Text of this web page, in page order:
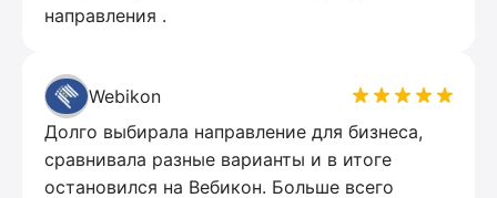
направления .
Webikon
Долго выбирала направление для бизнеса,
сравнивала разные варианты и в итоге
остановился на Вебикон. Больше всего